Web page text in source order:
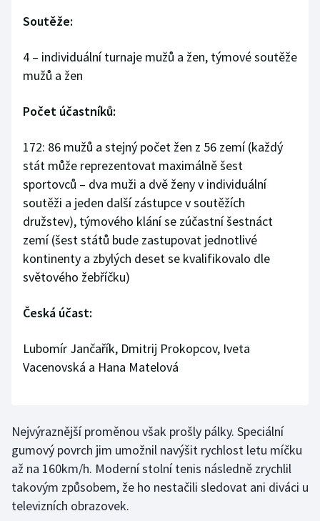
Rychlobruslení
Rychlostní kanoistika
Short track
Sportovní střelba
Stolní tenis
Triatlon
Veslování
Vodní slalom
Volejbal
Soutěže:
4 – individuální turnaje mužů a žen, týmové soutěže
mužů a žen
Počet účastníků:
172: 86 mužů a stejný počet žen z 56 zemí (každý
stát může reprezentovat maximálně šest
sportovců – dva muži a dvě ženy v individuální
soutěži a jeden další zástupce v soutěžích
družstev), týmového klání se zúčastní šestnáct
zemí (šest států bude zastupovat jednotlivé
kontinenty a zbylých deset se kvalifikovalo dle
světového žebříčku)
Česká účast:
Lubomír Jančařík, Dmitrij Prokopcov, Iveta
Vacenovská a Hana Matelová
Nejvýraznější proměnou však prošly pálky. Speciální
gumový povrch jim umožnil navýšit rychlost letu míčku
až na 160km/h. Moderní stolní tenis následně zrychlil
takovým způsobem, že ho nestačili sledovat ani diváci u
televizních obrazovek.